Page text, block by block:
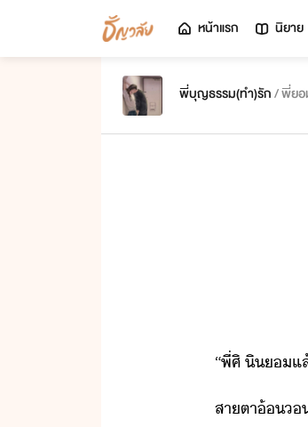
หน้าแรก นิยาย
พี่บุญธรรม(ทำ)รัก/ พี่ยอ
“​พี่​ศิ​ ​ิ​​แ
สาตา​้